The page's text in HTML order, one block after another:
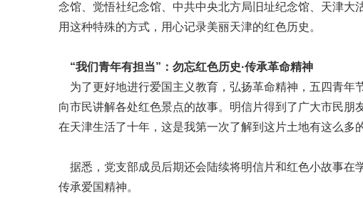
念馆、觉悟社纪念馆、中共中央北方局旧址纪念馆、天津
用这种特殊的方式，用心记录美丽天津的红色历史。
“我们青年有担当”：勿忘红色历史·传承革命精神
为了更好地进行爱国主义教育，弘扬革命精神，五四青年
向市民讲解各处红色景点的故事。明信片得到了广大市民
在天津生活了十年，这是我第一次了解到这片土地有这么多
据悉，党支部成员后期还会陆续将明信片和红色小故事在
传承爱国精神。